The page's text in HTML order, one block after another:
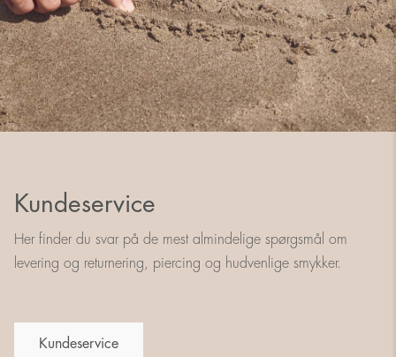
Kundeservice
Her finder du svar på de mest almindelige spørgsmål om
levering og returnering, piercing og hudvenlige smykker.
Kundeservice